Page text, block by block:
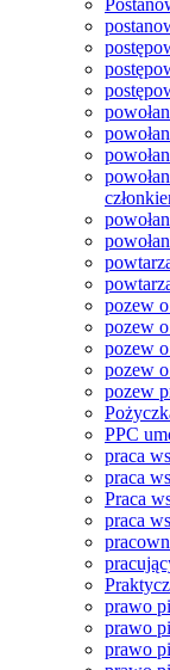
pozew
pozew
pozew
pozew o
pozew
PPC
praca
praca
Praca
praca
prawo
prawo
prawo